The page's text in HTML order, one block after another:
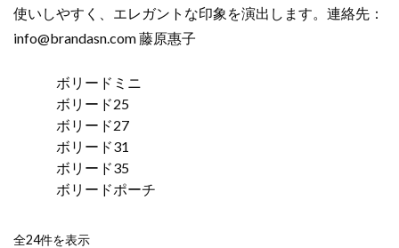
使いしやすく、エレガントな印象を演出します。連絡先：
info@brandasn.com藤原惠子
ボリードミニ
ボリード25
ボリード27
ボリード31
ボリード35
ボリードポーチ
全24件を表示新